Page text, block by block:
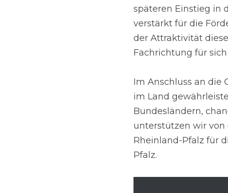
späteren Einstieg in
verstärkt für die
der Attraktivität
Fachrichtung für
Im Anschluss an die
im Land
Bundesländern,
unterstützen wir von
Rheinland-Pfalz für
Pfalz.